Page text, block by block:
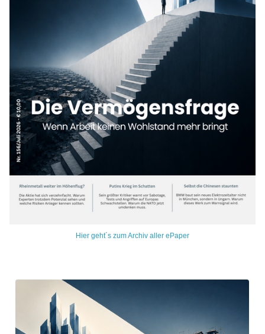
Hier geht´s zum Archiv aller ePaper